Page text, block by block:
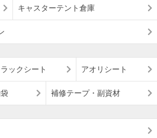
キャスターテント倉庫
ックシート アオリシート
補修テープ・副資材